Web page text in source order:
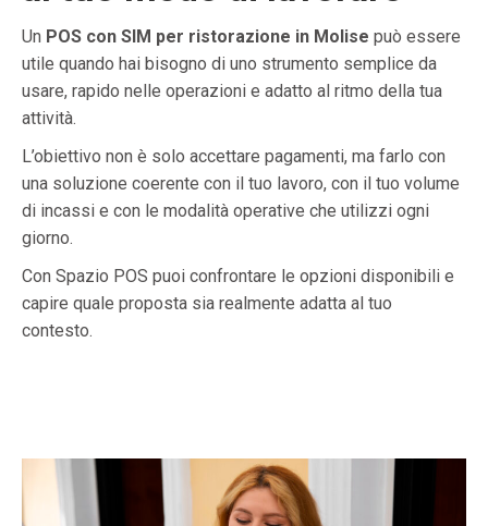
Un POS con SIM per ristorazione in Molise può essere
utile quando hai bisogno di uno strumento semplice da
usare, rapido nelle operazioni e adatto al ritmo della tua
attività.
L’obiettivo non è solo accettare pagamenti, ma farlo con
una soluzione coerente con il tuo lavoro, con il tuo volume
di incassi e con le modalità operative che utilizzi ogni
giorno.
Con Spazio POS puoi confrontare le opzioni disponibili e
capire quale proposta sia realmente adatta al tuo
contesto.